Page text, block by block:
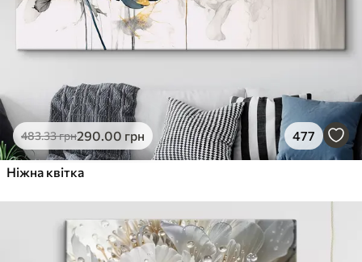
483.33грн290.00 грн 477
Ніжна квітка